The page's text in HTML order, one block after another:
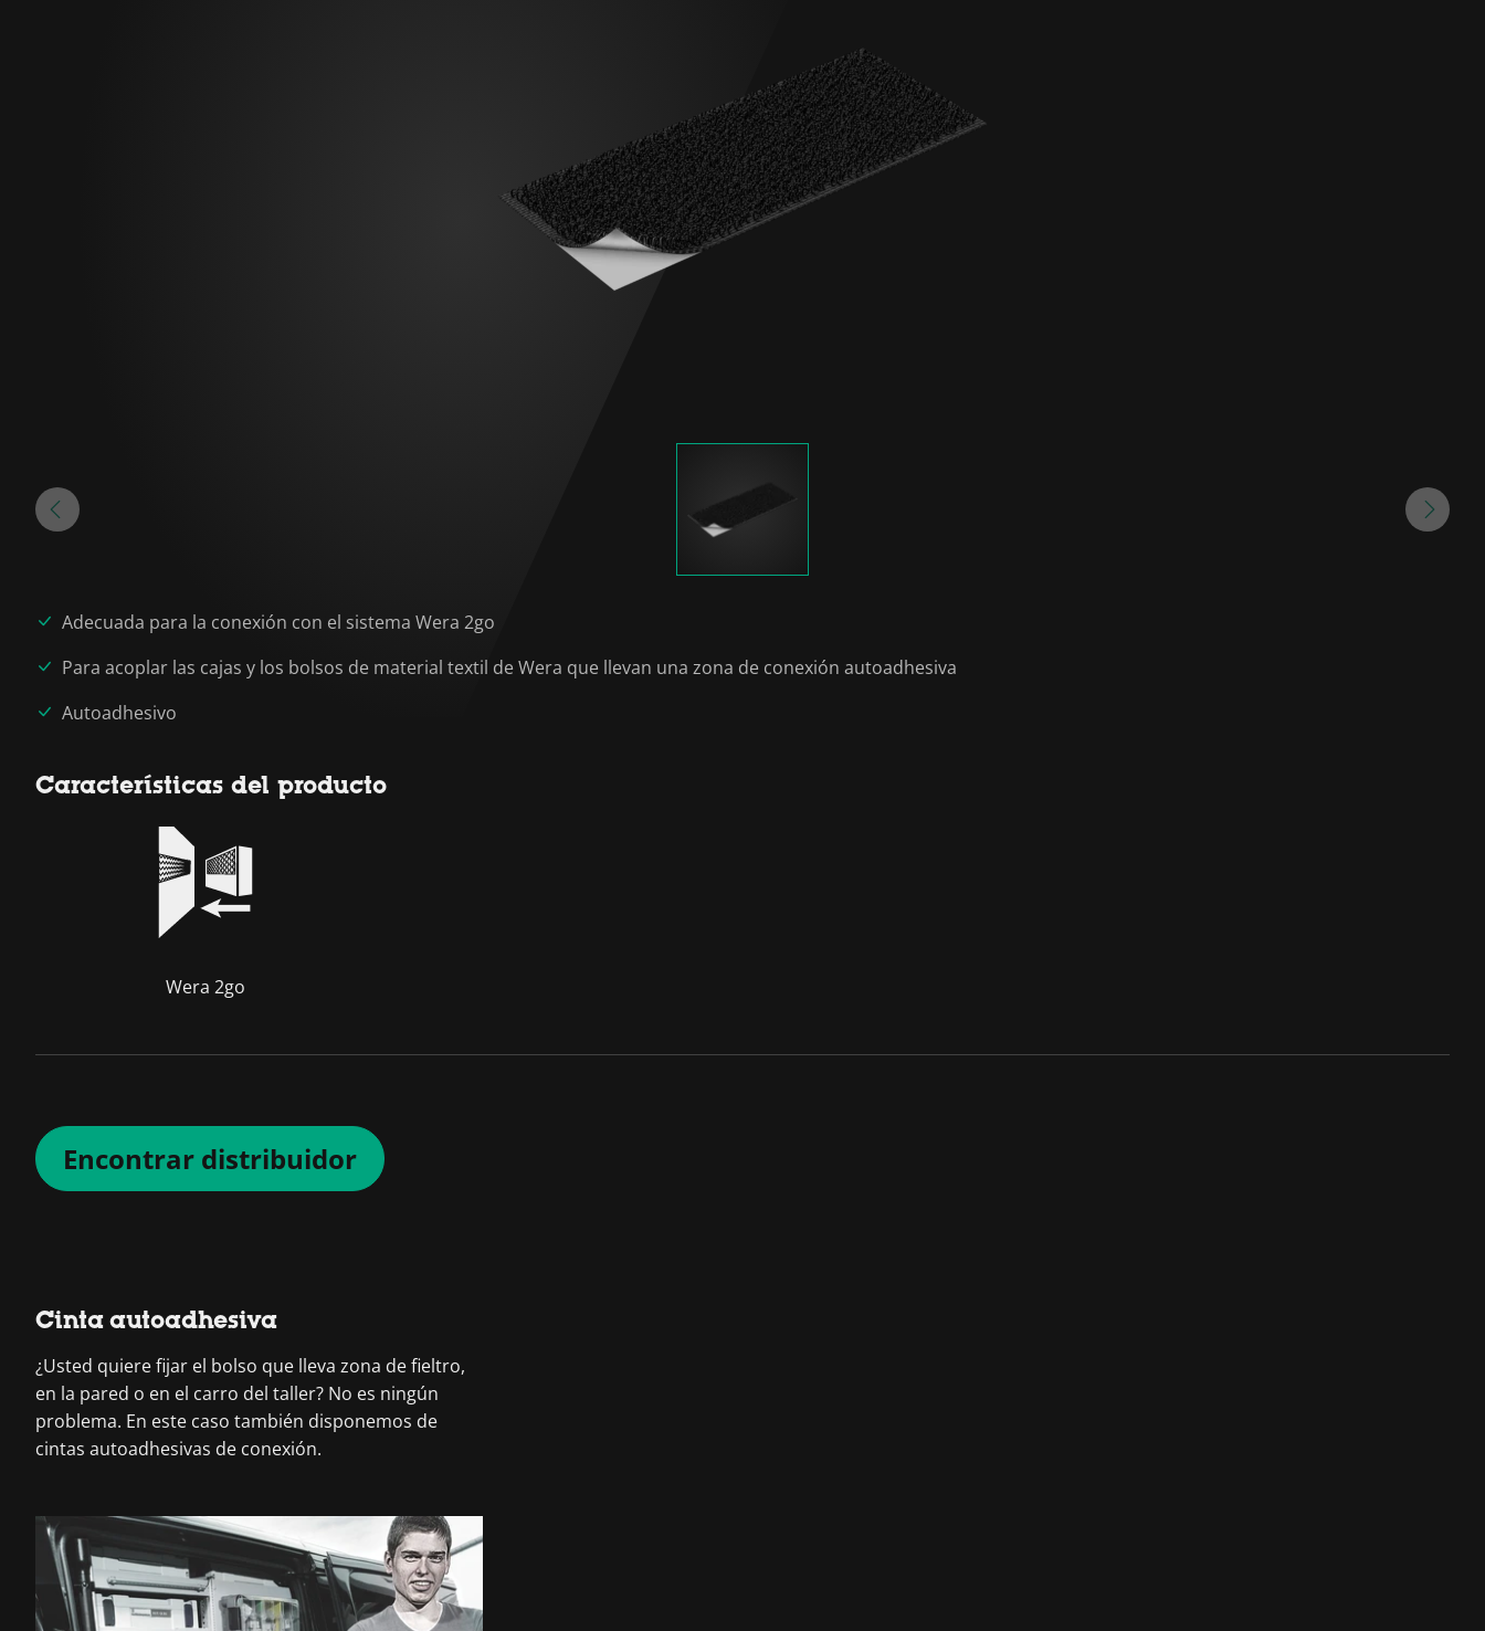
Adecuada para la conexión con el sistema Wera 2go
Para acoplar las cajas y los bolsos de material textil de Wera que llevan una zona de conexión autoadhesiva
Autoadhesivo
Características del producto
Wera 2go
Encontrar distribuidor
Cinta autoadhesiva
¿Usted quiere fijar el bolso que lleva zona de fieltro,
en la pared o en el carro del taller? No es ningún
problema. En este caso también disponemos de
cintas autoadhesivas de conexión.